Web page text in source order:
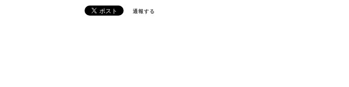
通報する